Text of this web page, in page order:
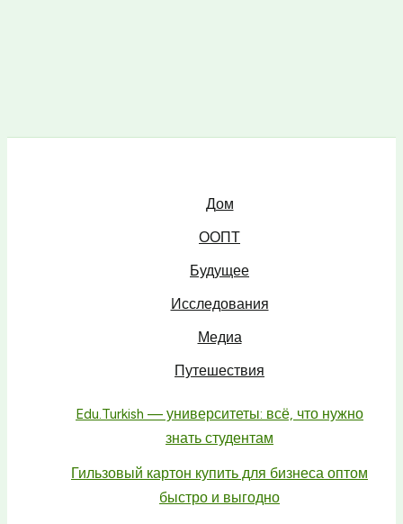
Дом
ООПТ
Будущее
Исследования
Медиа
Путешествия
Edu.Turkish — университеты: всё, что нужно
знать студентам
Гильзовый картон купить для бизнеса оптом
быстро и выгодно